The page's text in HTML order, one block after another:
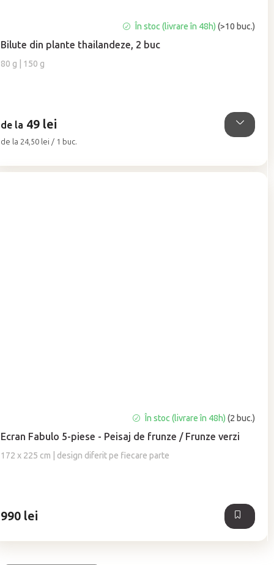
Bilute din plante thailandeze, 2 buc
80 g | 150 g
medie
a
produsului
stele.
În stoc (livrare în 48h)(>10 buc.)
de la 49 lei
Evaluare
de la 24,50 lei / 1 buc.
Ecran Fabulo 5-piese - Peisaj de frunze / Frunze verzi
172 x 225 cm | design diferit pe fiecare parte
a
produsului
stele.
În stoc (livrare în 48h)(2 buc.)
990 lei